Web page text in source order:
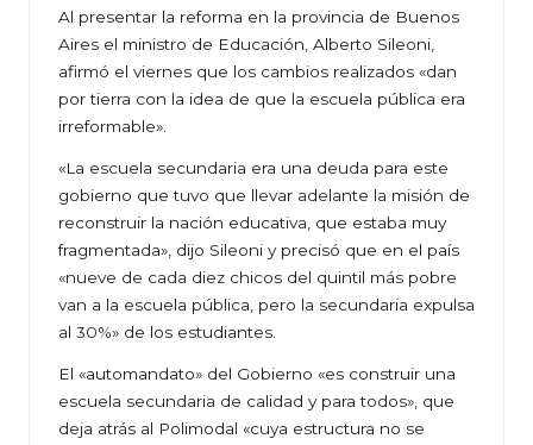
Al presentar la reforma en la provincia de Buenos
Aires el ministro de Educación, Alberto Sileoni,
afirmó el viernes que los cambios realizados «dan
por tierra con la idea de que la escuela pública era
irreformable».
«La escuela secundaria era una deuda para este
gobierno que tuvo que llevar adelante la misión de
reconstruir la nación educativa, que estaba muy
fragmentada», dijo Sileoni y precisó que en el país
«nueve de cada diez chicos del quintil más pobre
van a la escuela pública, pero la secundaria expulsa
al 30%» de los estudiantes.
El «automandato» del Gobierno «es construir una
escuela secundaria de calidad y para todos», que
deja atrás al Polimodal «cuya estructura no se